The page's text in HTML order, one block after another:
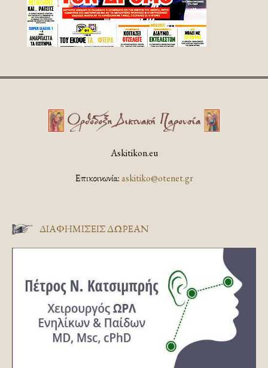
Askitikon.eu
Επικοινωνία:askitiko@otenet.gr
ΔΙΑΦΗΜΊΣΕΙΣ ΔΩΡΕΆΝ